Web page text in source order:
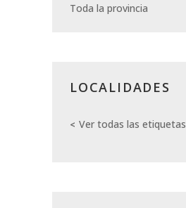
Toda la provincia
LOCALIDADES
Ver todas las etiquetas